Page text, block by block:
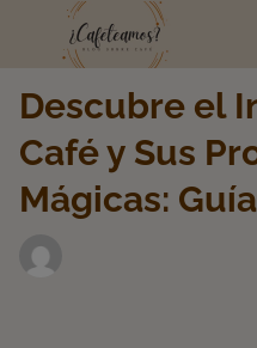
Descubre el
Café y Sus
Mágicas: